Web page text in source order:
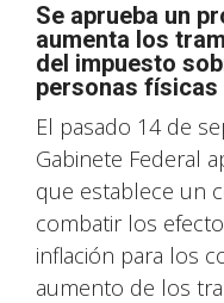
Se aprueba un
aumenta los
del impuesto
personas físicas
El pasado 14 de
Gabinete Federal
que establece un
combatir los
inflación para los
aumento de los